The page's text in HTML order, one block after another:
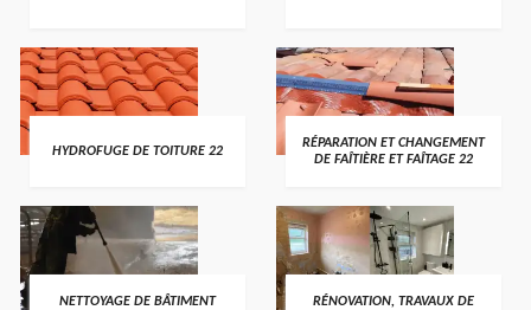
HYDROFUGE DE TOITURE 22
RÉPARATION ET CHANGEMENT
DE FAÎTIÈRE ET FAÎTAGE 22
NETTOYAGE DE BÂTIMENT
RÉNOVATION, TRAVAUX DE